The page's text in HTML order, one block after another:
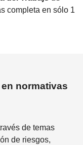
completa en sólo 1
normativas
de temas
de riesgos,